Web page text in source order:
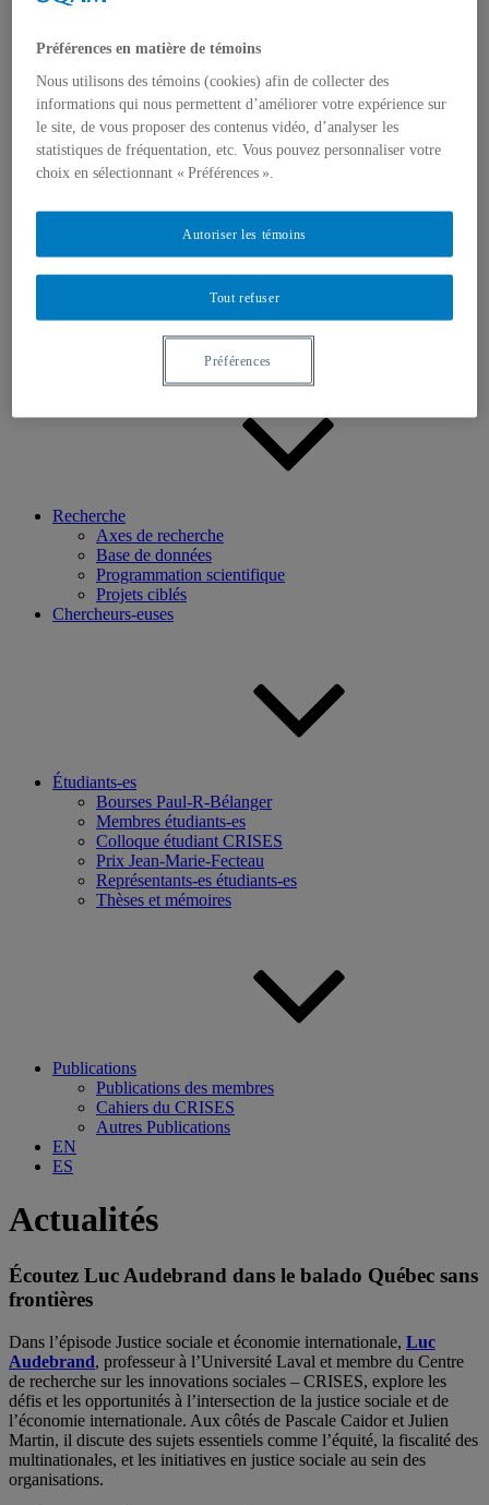
Communiqués
Distinctions
Archives et bilans
Colloque international CRISES
Recherche
Axes de recherche
Base de données
Programmation scientifique
Projets ciblés
Chercheurs-euses
Étudiants-es
Bourses Paul-R-Bélanger
Membres étudiants-es
Colloque étudiant CRISES
Prix Jean-Marie-Fecteau
Représentants-es étudiants-es
Thèses et mémoires
Publications
Publications des membres
Cahiers du CRISES
Autres Publications
EN
ES
Actualités
Écoutez Luc Audebrand dans le balado Québec sans
frontières
Dans l’épisode Justice sociale et économie internationale, Luc
Audebrand, professeur à l’Université Laval et membre du Centre
de recherche sur les innovations sociales – CRISES, explore les
défis et les opportunités à l’intersection de la justice sociale et de
l’économie internationale. Aux côtés de Pascale Caidor et Julien
Martin, il discute des sujets essentiels comme l’équité, la fiscalité des
multinationales, et les initiatives en justice sociale au sein des
organisations.
Préférences en matière de témoins
Nous utilisons des témoins (cookies) afin de collecter des
informations qui nous permettent d’améliorer votre expérience sur
le site, de vous proposer des contenus vidéo, d’analyser les
statistiques de fréquentation, etc. Vous pouvez personnaliser votre
choix en sélectionnant « Préférences ».
Tout refuser
Autoriser les témoins
Préférences